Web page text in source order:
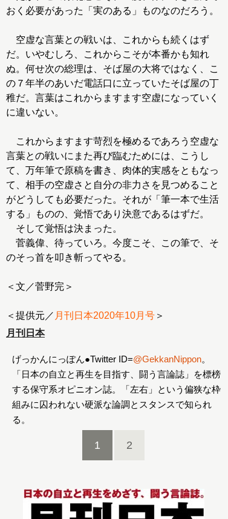
おく必要があった「実のある」ものなのだろう。
空虚な言葉との戦いは、これからも続くはず
だ。いやむしろ、これからこそが本番かも知れ
ぬ。何せ次の総理は、そば屋の大将ではなく、こ
の７年半のあいだ電話口に立っていたそば屋の丁
稚だ。言葉はこれからますます空虚になっていく
に違いない。
これからますます苛烈を極めるであろう空虚な
言葉との戦いにまた再び臨むためには、こうし
て、万年筆で原稿を書き、肉体的実感をともなっ
て、相手の空虚さと自分の非力さを見つめること
がどうしても必要だった。それが「筆一本で生活
する」ものの、覚悟であり決意であるはずだ。
そして覚悟は決まった。
菅義偉、待っていろ。今度こそ、この筆で、そ
のそっ首を叩き斬ってやる。
＜文／菅野完＞
＜提供元／ 月刊日本2020年10月号 ＞
月刊日本
げっかんにっぽん●Twitter ID=@GekkanNippon。
「日本の自立と再生を目指す、闘う言論誌」を標榜
する保守系オピニオン誌。「左右」という偏狭な枠
組みに囚われない硬派な論調とスタンスで知られ
る。
1 2